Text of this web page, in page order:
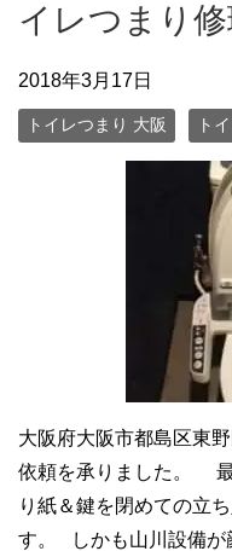
イレつまり修
2018年3月17日
トイレつまり 大阪 ト
大阪府大阪市都島区東
依頼を承りました。
り紙＆鍵を閉めての立
す。 しかも山川設備が